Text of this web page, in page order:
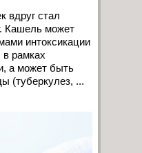
вдруг стал
Кашель может
интоксикации
в рамках
а может быть
(туберкулез, ...